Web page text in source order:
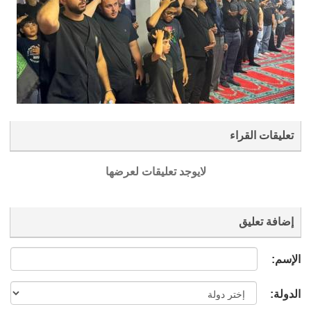
تعليقات القراء
لايوجد تعليقات لعرضها
إضافة تعليق
الإسم:
الدولة: